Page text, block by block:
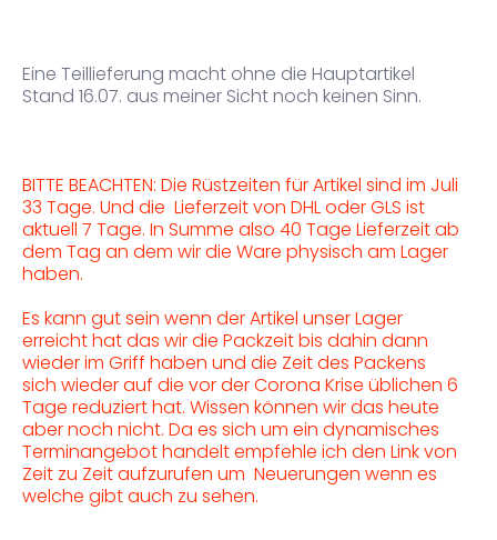
Eine Teillieferung macht ohne die Hauptartikel
Stand 16.07. aus meiner Sicht noch keinen Sinn.
BITTE BEACHTEN: Die Rüstzeiten für Artikel sind im Juli
33 Tage. Und die Lieferzeit von DHL oder GLS ist
aktuell 7 Tage. In Summe also 40 Tage Lieferzeit ab
dem Tag an dem wir die Ware physisch am Lager
haben.
Es kann gut sein wenn der Artikel unser Lager
erreicht hat das wir die Packzeit bis dahin dann
wieder im Griff haben und die Zeit des Packens
sich wieder auf die vor der Corona Krise üblichen 6
Tage reduziert hat. Wissen können wir das heute
aber noch nicht. Da es sich um ein dynamisches
Terminangebot handelt empfehle ich den Link von
Zeit zu Zeit aufzurufen um Neuerungen wenn es
welche gibt auch zu sehen.